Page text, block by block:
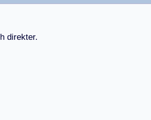
h direkter.